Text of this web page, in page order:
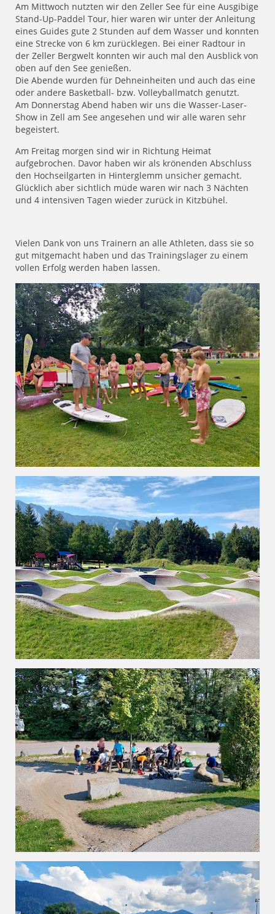
Am Mittwoch nutzten wir den Zeller See für eine Ausgibige
Stand-Up-Paddel Tour, hier waren wir unter der Anleitung
eines Guides gute 2 Stunden auf dem Wasser und konnten
eine Strecke von 6 km zurücklegen. Bei einer Radtour in
der Zeller Bergwelt konnten wir auch mal den Ausblick von
oben auf den See genießen.
Die Abende wurden für Dehneinheiten und auch das eine
oder andere Basketball- bzw. Volleyballmatch genutzt.
Am Donnerstag Abend haben wir uns die Wasser-Laser-
Show in Zell am See angesehen und wir alle waren sehr
begeistert.
Am Freitag morgen sind wir in Richtung Heimat
aufgebrochen. Davor haben wir als krönenden Abschluss
den Hochseilgarten in Hinterglemm unsicher gemacht.
Glücklich aber sichtlich müde waren wir nach 3 Nächten
und 4 intensiven Tagen wieder zurück in Kitzbühel.
Vielen Dank von uns Trainern an alle Athleten, dass sie so
gut mitgemacht haben und das Trainingslager zu einem
vollen Erfolg werden haben lassen.